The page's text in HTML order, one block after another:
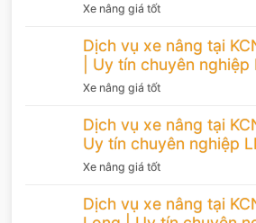
Xe nâng giá tốt
Dịch vụ xe nâng tại
| Uy tín chuyên
Xe nâng giá tốt
Dịch vụ xe nâng tại
Uy tín chuyên nghiệp
Xe nâng giá tốt
Dịch vụ xe nâng tại